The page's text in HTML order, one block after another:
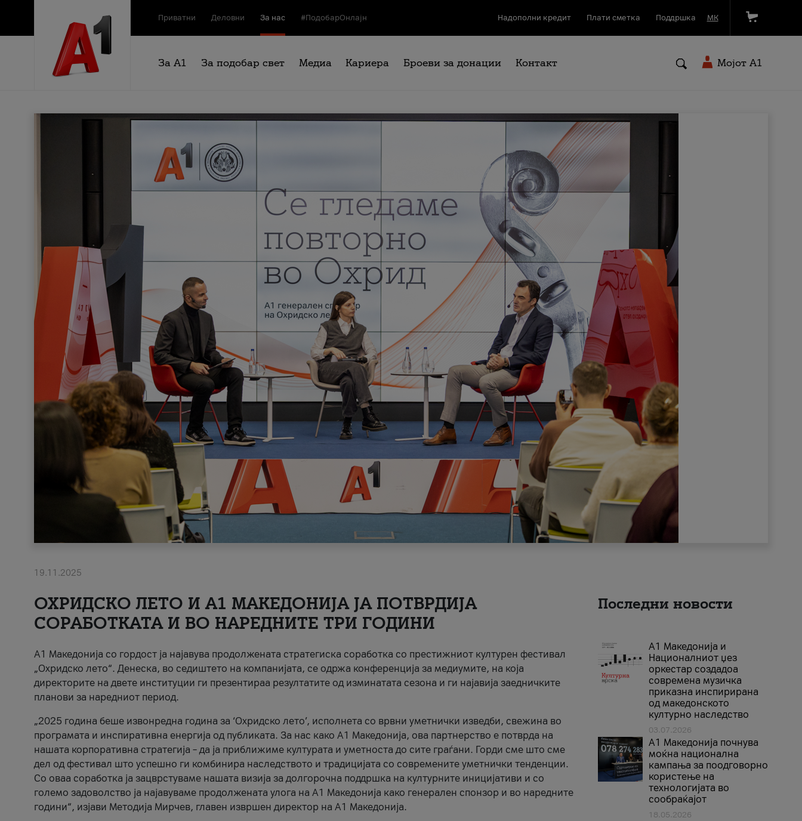
Приватни Деловни За нас #ПодобарОнлајн Надополни кредит Плати сметка Поддршка МК
За А1 За подобар свет Медиа Кариера Броеви за донации Контакт Мојот A1
19.11.2025
ОХРИДСКО ЛЕТО И A1 МАКЕДОНИЈА ЈА ПОТВРДИЈА
СОРАБОТКАТА И ВО НАРЕДНИТЕ ТРИ ГОДИНИ
A1 Македонија со гордост ја најавува продолжената стратегиска соработка со престижниот културен фестивал
„Охридско лето“. Денеска, во седиштето на компанијата, се одржа конференција за медиумите, на која
директорите на двете институции ги презентираа резултатите од изминатата сезона и ги најавија заедничките
планови за наредниот период.
„2025 година беше извонредна година за ‘Охридско лето’, исполнета со врвни уметнички изведби, свежина во
програмата и инспиративна енергија од публиката. За нас како A1 Македонија, ова партнерство е потврда на
нашата корпоративна стратегија – да ја приближиме културата и уметноста до сите граѓани. Горди сме што сме
дел од фестивал што успешно ги комбинира наследството и традицијата со современите уметнички тенденции.
Со оваа соработка ја зацврстуваме нашата визија за долгорочна поддршка на културните иницијативи и со
големо задоволство ја најавуваме продолжената улога на A1 Македонија како генерален спонзор и во наредните
години“, изјави Методија Мирчев, главен извршен директор на A1 Македонија.
Последни новости
А1 Македонија и
Националниот џез
оркестар создадоа
современа музичка
приказна инспирирана
од македонското
културно наследство
03.07.2026
A1 Македонија почнува
моќна национална
кампања за поодговорно
користење на
технологијата во
сообраќајот
18.05.2026